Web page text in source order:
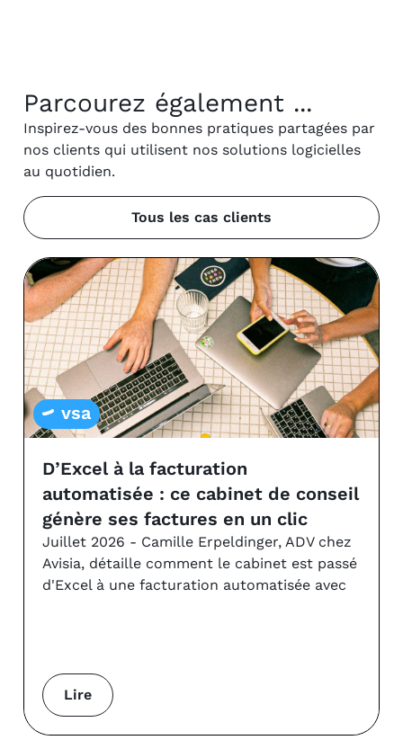
Parcourez également ...
Inspirez-vous des bonnes pratiques partagées par
nos clients qui utilisent nos solutions logicielles
au quotidien.
Tous les cas clients
Lire
vsa
D’Excel à la facturation
automatisée : ce cabinet de conseil
génère ses factures en un clic
Juillet 2026 - Camille Erpeldinger, ADV chez
Avisia, détaille comment le cabinet est passé
d'Excel à une facturation automatisée avec